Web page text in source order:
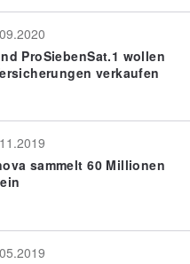
ProSiebenSat.1 wollen
verkaufen
sammelt 60 Millionen